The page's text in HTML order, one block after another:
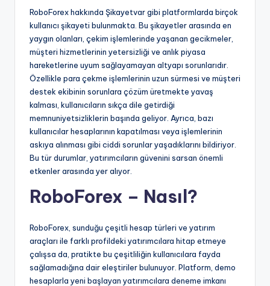
RoboForex hakkında Şikayetvar gibi platformlarda birçok
kullanıcı şikayeti bulunmakta. Bu şikayetler arasında en
yaygın olanları, çekim işlemlerinde yaşanan gecikmeler,
müşteri hizmetlerinin yetersizliği ve anlık piyasa
hareketlerine uyum sağlayamayan altyapı sorunlarıdır.
Özellikle para çekme işlemlerinin uzun sürmesi ve müşteri
destek ekibinin sorunlara çözüm üretmekte yavaş
kalması, kullanıcıların sıkça dile getirdiği
memnuniyetsizliklerin başında geliyor. Ayrıca, bazı
kullanıcılar hesaplarının kapatılması veya işlemlerinin
askıya alınması gibi ciddi sorunlar yaşadıklarını bildiriyor.
Bu tür durumlar, yatırımcıların güvenini sarsan önemli
etkenler arasında yer alıyor.
RoboForex – Nasıl?
RoboForex, sunduğu çeşitli hesap türleri ve yatırım
araçları ile farklı profildeki yatırımcılara hitap etmeye
çalışsa da, pratikte bu çeşitliliğin kullanıcılara fayda
sağlamadığına dair eleştiriler bulunuyor. Platform, demo
hesaplarla yeni başlayan yatırımcılara deneme imkanı